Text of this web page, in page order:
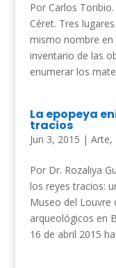
Por Carlos
Céret. Tres
mismo nombre en
inventario de las
enumerar los
La epopeya
tracios
Jun 3, 2015 | Arte,
Por Dr. Rozaliya
los reyes tracios:
Museo del Louvre
arqueológicos en
16 de abril 2015